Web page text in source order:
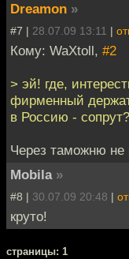
Dreamon »
#7 | 28.07.09 13:11 |
Кому: WaXtoll, #2
> эй! где,
фирменный
в Россию - сопрут?
Через таможню не
Mobila »
#8 | 30.07.09 20:48 |
круто!
cтраницы: 1